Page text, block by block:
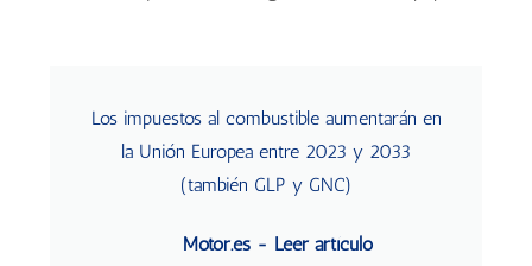
Los impuestos al combustible aumentarán en
la Unión Europea entre 2023 y 2033
(también GLP y GNC)
Motor.es - Leer artículo